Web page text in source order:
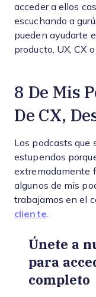
acceder a ellos
escuchando a
pueden ayudarte
producto, UX, CX o
8 De Mis
De CX,
Los podcasts que
estupendos
extremadamente
algunos de mis
trabajamos en el
cliente
Únete a
para
completo